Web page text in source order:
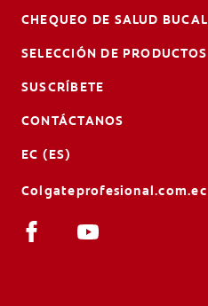
CHEQUEO DE SALUD BUCAL
SELECCIÓN DE PRODUCTOS
SUSCRÍBETE
CONTÁCTANOS
EC (ES)
Colgateprofesional.com.ec